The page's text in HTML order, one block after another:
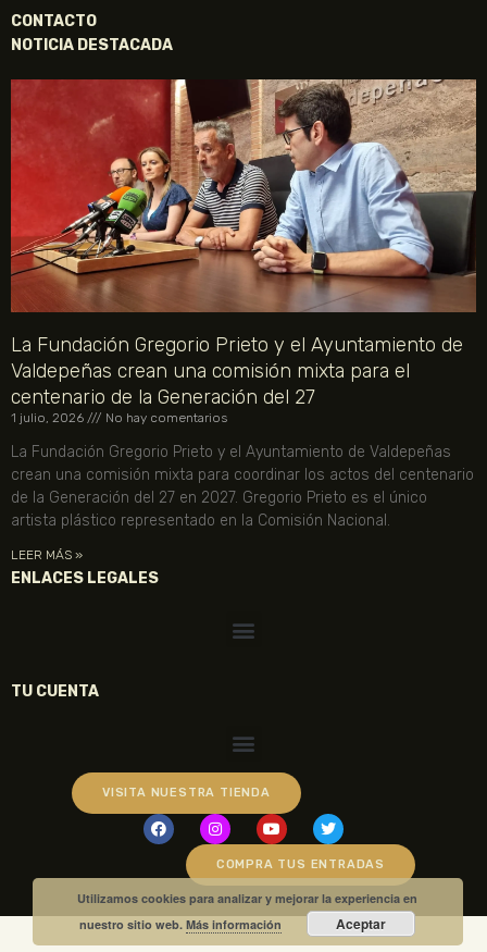
CONTACTO
NOTICIA DESTACADA
La Fundación Gregorio Prieto y el Ayuntamiento de
Valdepeñas crean una comisión mixta para el
centenario de la Generación del 27
1 julio, 2026 No hay comentarios
La Fundación Gregorio Prieto y el Ayuntamiento de Valdepeñas
crean una comisión mixta para coordinar los actos del centenario
de la Generación del 27 en 2027. Gregorio Prieto es el único
artista plástico representado en la Comisión Nacional.
LEER MÁS »
ENLACES LEGALES
TU CUENTA
VISITA NUESTRA TIENDA
COMPRA TUS ENTRADAS
Utilizamos cookies para analizar y mejorar la experiencia en
nuestro sitio web.Más información Aceptar